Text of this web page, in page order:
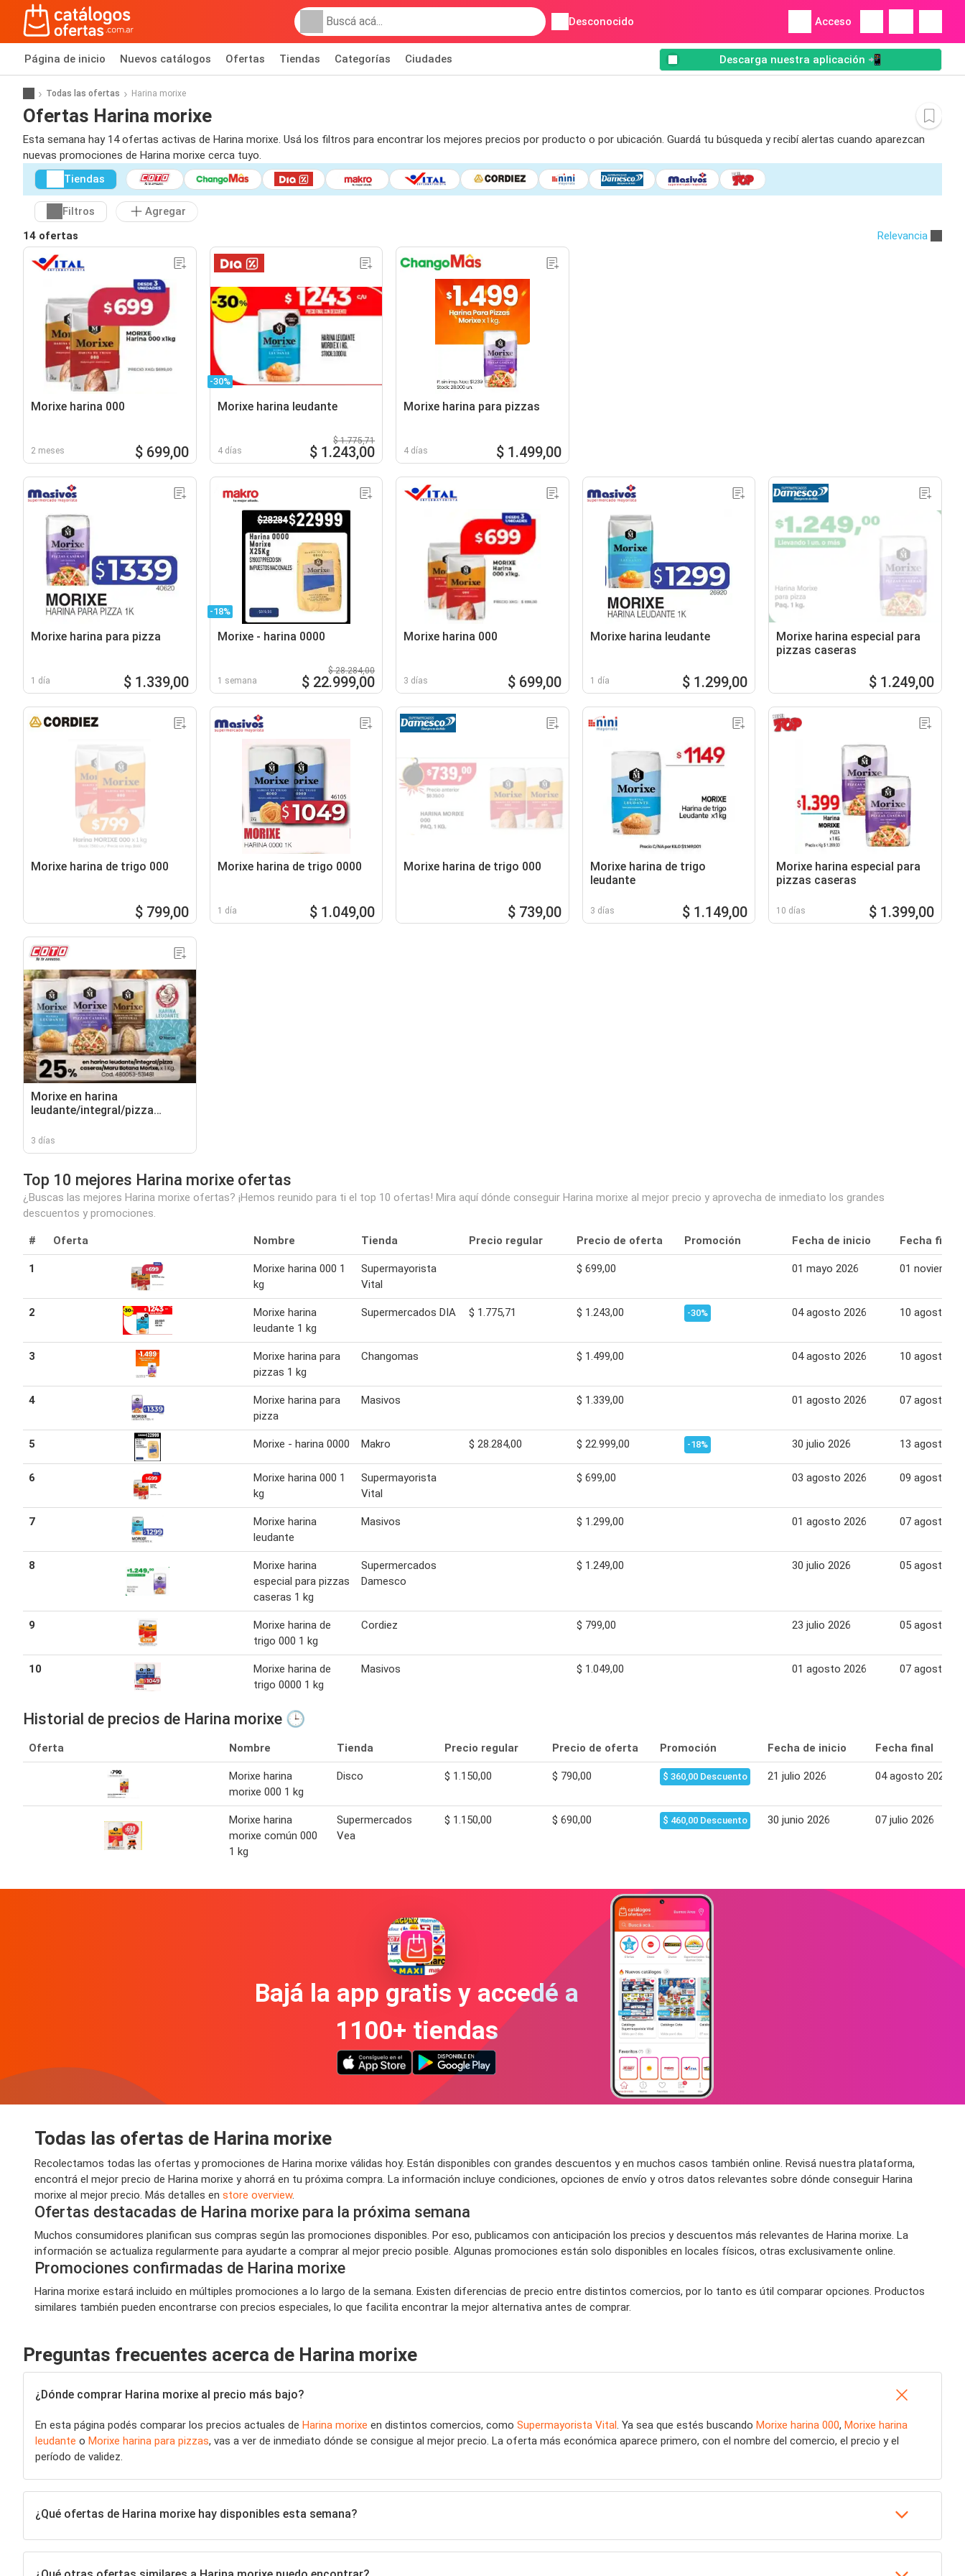
Desconocido Acceso
Página de inicio Nuevos catálogos Ofertas Tiendas Categorías Ciudades Descarga nuestra aplicación 📲
Todas las ofertas Harina morixe
Ofertas Harina morixe
Esta semana hay 14 ofertas activas de Harina morixe. Usá los filtros para encontrar los mejores precios por producto o por ubicación. Guardá tu búsqueda y recibí alertas cuando aparezcan
nuevas promociones de Harina morixe cerca tuyo.
Tiendas
Filtros
Agregar
14 ofertas
Relevancia
Morixe harina 000
2 meses $ 699,00
-30%
Morixe harina leudante
4 días
$ 1.775,71
$ 1.243,00
Morixe harina para pizzas
4 días $ 1.499,00
Morixe harina para pizza
1 día $ 1.339,00
-18%
Morixe - harina 0000
1 semana
$ 28.284,00
$ 22.999,00
Morixe harina 000
3 días $ 699,00
Morixe harina leudante
1 día $ 1.299,00
Morixe harina especial para
pizzas caseras
$ 1.249,00
Morixe harina de trigo 000
$ 799,00
Morixe harina de trigo 0000
1 día $ 1.049,00
Morixe harina de trigo 000
$ 739,00
Morixe harina de trigo
leudante
3 días $ 1.149,00
Morixe harina especial para
pizzas caseras
10 días $ 1.399,00
Morixe en harina
leudante/integral/pizza
3 días
Top 10 mejores Harina morixe ofertas
¿Buscas las mejores Harina morixe ofertas? ¡Hemos reunido para ti el top 10 ofertas! Mira aquí dónde conseguir Harina morixe al mejor precio y aprovecha de inmediato los grandes
descuentos y promociones.
# Oferta Nombre Tienda Precio regular Precio de oferta Promoción Fecha de inicio Fecha final
1
Morixe harina 000 1
kg
Supermayorista
Vital
$ 699,00 01 mayo 2026 01
2
Morixe harina
leudante 1 kg
Supermercados DIA $ 1.775,71 $ 1.243,00 -30% 04 agosto 2026 10 agosto
3
Morixe harina para
pizzas 1 kg
Changomas $ 1.499,00 04 agosto 2026 10 agosto
4
Morixe harina para
pizza
Masivos $ 1.339,00 01 agosto 2026 07 agosto
5 Morixe - harina 0000 Makro $ 28.284,00 $ 22.999,00 -18% 30 julio 2026 13 agosto
6
Morixe harina 000 1
kg
Supermayorista
Vital
$ 699,00 03 agosto 2026 09 agosto
7
Morixe harina
leudante
Masivos $ 1.299,00 01 agosto 2026 07 agosto
8
Morixe harina
especial para pizzas
caseras 1 kg
Supermercados
Damesco
$ 1.249,00 30 julio 2026 05 agosto
9
Morixe harina de
trigo 000 1 kg
Cordiez $ 799,00 23 julio 2026 05 agosto
10
Morixe harina de
trigo 0000 1 kg
Masivos $ 1.049,00 01 agosto 2026 07 agosto
Historial de precios de Harina morixe 🕒
Oferta Nombre Tienda Precio regular Precio de oferta Promoción Fecha de inicio Fecha final
Morixe harina
morixe 000 1 kg
Disco $ 1.150,00 $ 790,00 $ 360,00 Descuento 21 julio 2026 04 agosto 2026
Morixe harina
morixe común 000
1 kg
Supermercados
Vea
$ 1.150,00 $ 690,00 $ 460,00 Descuento 30 junio 2026 07 julio 2026
Bajá la app gratis y accedé a
1100+ tiendas
Todas las ofertas de Harina morixe
Recolectamos todas las ofertas y promociones de Harina morixe válidas hoy. Están disponibles con grandes descuentos y en muchos casos también online. Revisá nuestra plataforma,
encontrá el mejor precio de Harina morixe y ahorrá en tu próxima compra. La información incluye condiciones, opciones de envío y otros datos relevantes sobre dónde conseguir Harina
morixe al mejor precio. Más detalles en store overview.
Ofertas destacadas de Harina morixe para la próxima semana
Muchos consumidores planifican sus compras según las promociones disponibles. Por eso, publicamos con anticipación los precios y descuentos más relevantes de Harina morixe. La
información se actualiza regularmente para ayudarte a comprar al mejor precio posible. Algunas promociones están solo disponibles en locales físicos, otras exclusivamente online.
Promociones confirmadas de Harina morixe
Harina morixe estará incluido en múltiples promociones a lo largo de la semana. Existen diferencias de precio entre distintos comercios, por lo tanto es útil comparar opciones. Productos
similares también pueden encontrarse con precios especiales, lo que facilita encontrar la mejor alternativa antes de comprar.
Preguntas frecuentes acerca de Harina morixe
¿Dónde comprar Harina morixe al precio más bajo?
En esta página podés comparar los precios actuales de Harina morixe en distintos comercios, como Supermayorista Vital . Ya sea que estés buscando Morixe harina 000, Morixe harina
leudante o Morixe harina para pizzas, vas a ver de inmediato dónde se consigue al mejor precio. La oferta más económica aparece primero, con el nombre del comercio, el precio y el
período de validez.
¿Qué ofertas de Harina morixe hay disponibles esta semana?